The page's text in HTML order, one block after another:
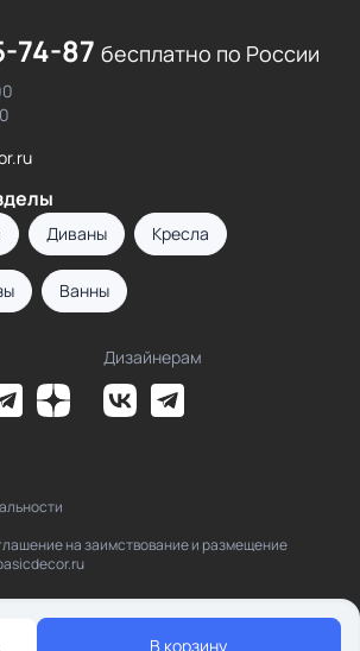
В корзину
74-87 бесплатно по России
Диваны Кресла
Ванны
Дизайнерам
на заимствование и размещение